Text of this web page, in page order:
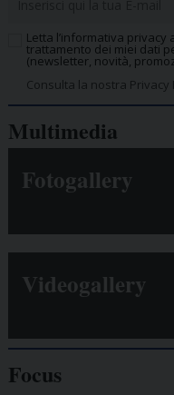
Letta l’informativa
trattamento dei miei dati
(newsletter, novità,
Consulta la nostra Privacy
Multimedia
Fotogallery
Videogallery
Focus